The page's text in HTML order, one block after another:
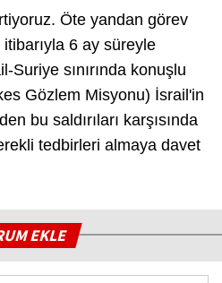
Öte yandan görev
6 ay süreyle
Suriye sınırında konuşlu
Gözlem Misyonu) İsrail'in
bu saldırıları karşısında
tedbirleri almaya davet
EKLE